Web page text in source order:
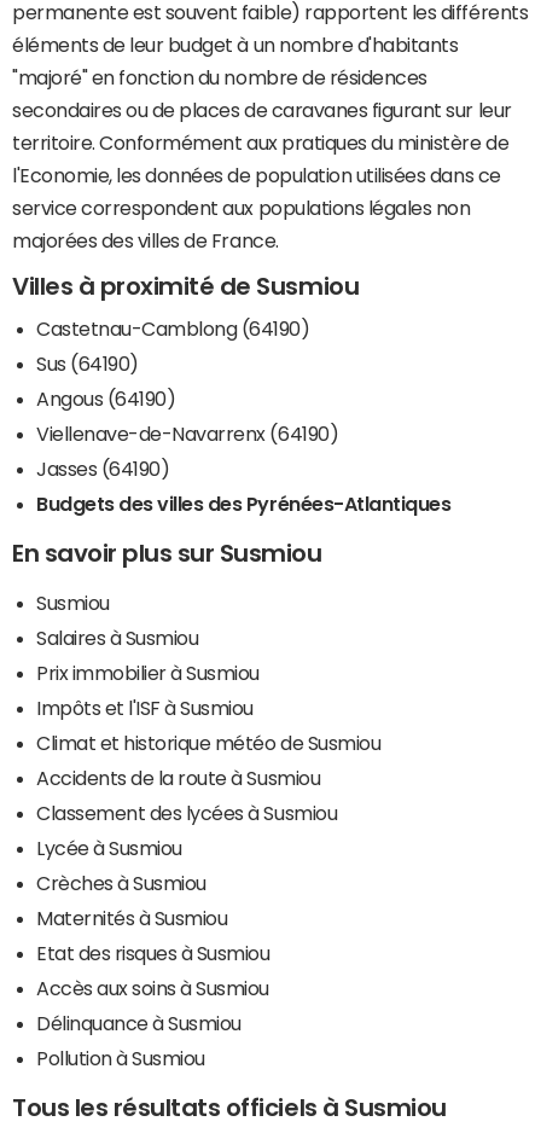
permanente est souvent faible) rapportent les différents
éléments de leur budget à un nombre d'habitants
"majoré" en fonction du nombre de résidences
secondaires ou de places de caravanes figurant sur leur
territoire. Conformément aux pratiques du ministère de
l'Economie, les données de population utilisées dans ce
service correspondent aux populations légales non
majorées des villes de France.
Villes à proximité de Susmiou
Castetnau-Camblong (64190)
Sus (64190)
Angous (64190)
Viellenave-de-Navarrenx (64190)
Jasses (64190)
Budgets des villes des Pyrénées-Atlantiques
En savoir plus sur Susmiou
Susmiou
Salaires à Susmiou
Prix immobilier à Susmiou
Impôts et l'ISF à Susmiou
Climat et historique météo de Susmiou
Accidents de la route à Susmiou
Classement des lycées à Susmiou
Lycée à Susmiou
Crèches à Susmiou
Maternités à Susmiou
Etat des risques à Susmiou
Accès aux soins à Susmiou
Délinquance à Susmiou
Pollution à Susmiou
Tous les résultats officiels à Susmiou